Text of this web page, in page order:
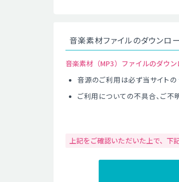
音楽素材ファイルのダウンロ
音楽素材（MP3）ファイルのダウ
音源のご利用は必ず当サイトの
ご利用についての不具合、ご不
上記をご確認いただいた上で、下